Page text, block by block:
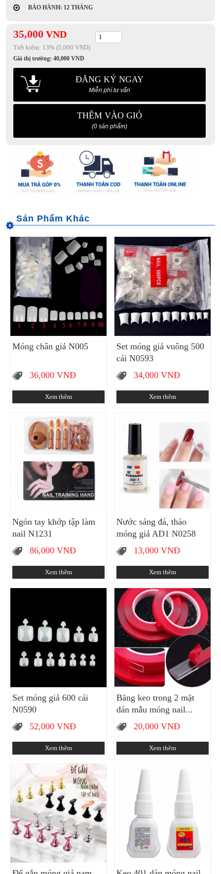
BẢO HÀNH: 12 THÁNG
35,000 VND
Tiết kiệm: 13% (5,000 VND)
Giá thị trường:40,000 VND
ĐĂNG KÝ NGAY
Miễn phí tư vấn
THÊM VÀO GIỎ
(0 sản phẩm)
Móng chân giả N005
36,000VNĐ
Xem thêm
Set móng giả vuông 500
cái N0593
34,000 VNĐ
Xem thêm
Ngón tay khớp tập làm
nail N1231
86,000VNĐ
Xem thêm
Nước sáng đá, tháo
móng giả AD1 N0258
13,000 VNĐ
Xem thêm
Set móng giả 600 cái
N0590
52,000VNĐ
Xem thêm
Băng keo trong 2 mặt
dán mẫu móng nail...
20,000 VNĐ
Xem thêm